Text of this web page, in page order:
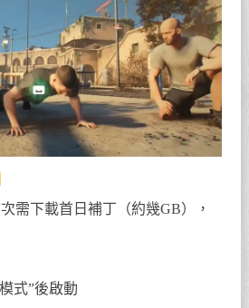
需下載首日補丁（約幾GB），
式”後啟動